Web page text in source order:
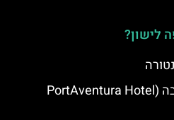
לישון?
מלון פורט-אוונטורה קריבה (PortAventura Hotel